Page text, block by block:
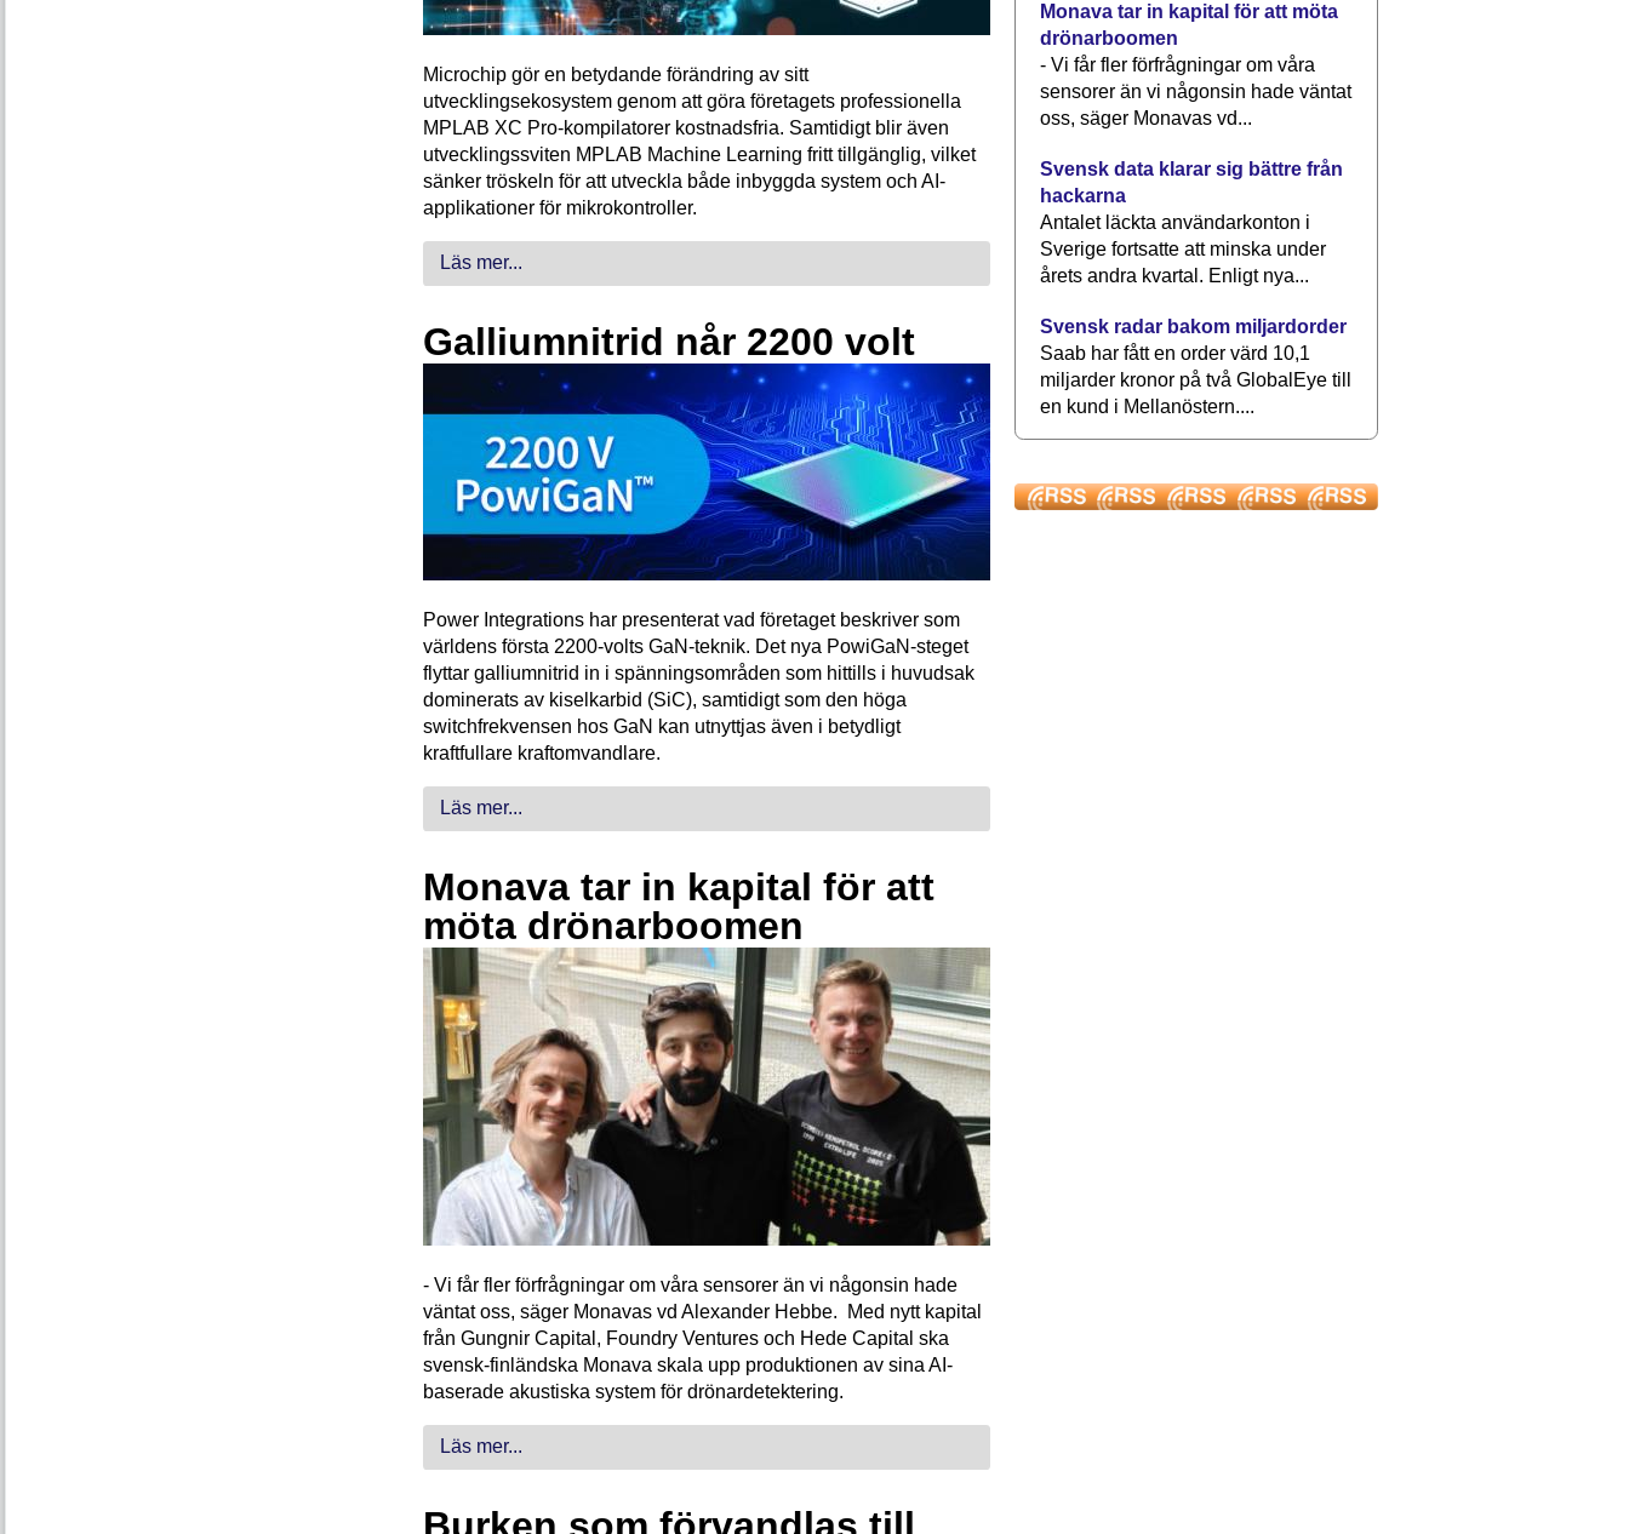
Microchip gör en betydande förändring av sitt
utvecklingsekosystem genom att göra företagets professionella
MPLAB XC Pro-kompilatorer kostnadsfria. Samtidigt blir även
utvecklingssviten MPLAB Machine Learning fritt tillgänglig, vilket
sänker tröskeln för att utveckla både inbyggda system och AI-
applikationer för mikrokontroller.
Läs mer...
Galliumnitrid når 2200 volt
Power Integrations har presenterat vad företaget beskriver som
världens första 2200-volts GaN-teknik. Det nya PowiGaN-steget
flyttar galliumnitrid in i spänningsområden som hittills i huvudsak
dominerats av kiselkarbid (SiC), samtidigt som den höga
switchfrekvensen hos GaN kan utnyttjas även i betydligt
kraftfullare kraftomvandlare.
Läs mer...
Monava tar in kapital för att
möta drönarboomen
- Vi får fler förfrågningar om våra sensorer än vi någonsin hade
väntat oss, säger Monavas vd Alexander Hebbe. Med nytt kapital
från Gungnir Capital, Foundry Ventures och Hede Capital ska
svensk-finländska Monava skala upp produktionen av sina AI-
baserade akustiska system för drönardetektering.
Läs mer...
Monava tar in kapital för att möta
drönarboomen
- Vi får fler förfrågningar om våra
sensorer än vi någonsin hade väntat
oss, säger Monavas vd...
Svensk data klarar sig bättre från
hackarna
Antalet läckta användarkonton i
Sverige fortsatte att minska under
årets andra kvartal. Enligt nya...
Svensk radar bakom miljardorder
Saab har fått en order värd 10,1
miljarder kronor på två GlobalEye till
en kund i Mellanöstern....